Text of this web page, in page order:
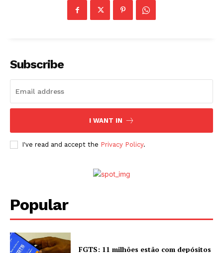
Subscribe
I WANT IN
I've read and accept the Privacy Policy.
Popular
FGTS: 11 milhões estão com depósitos